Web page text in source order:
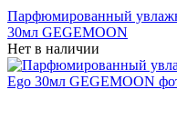
Парфюмированный
30мл GEGEMOON
Нет в наличии